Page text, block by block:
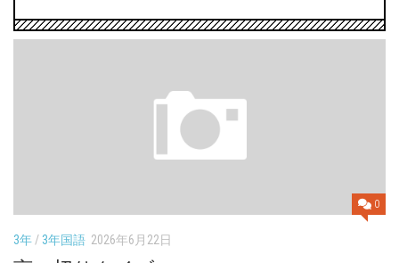
0
3年 / 3年国語 2026年6月22日